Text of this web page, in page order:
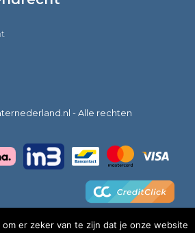
- Alle rechten
er zeker van te zijn dat je onze website